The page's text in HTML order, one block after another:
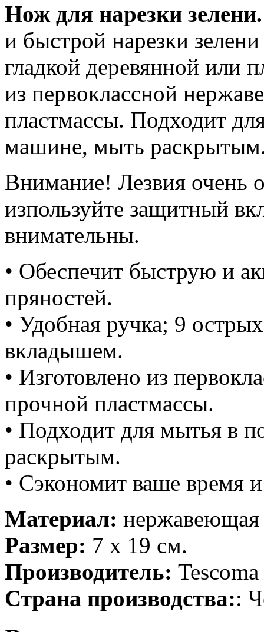
Нож для нарезки зелени.
и быстрой нарезки
гладкой деревянной или
из первоклассной
пластмассы. Подходит
машине, мыть
Внимание! Лезвия очень
изпользуйте защитный
внимательны.
• Обеспечит быструю и
пряностей.
• Удобная ручка; 9
вкладышем.
• Изготовлено из
прочной пластмассы.
• Подходит для мытья в
раскрытым.
• Сэкономит ваше время
Материал: нержавеющая
Размер: 7 х 19 см.
Производитель:
Страна производства::